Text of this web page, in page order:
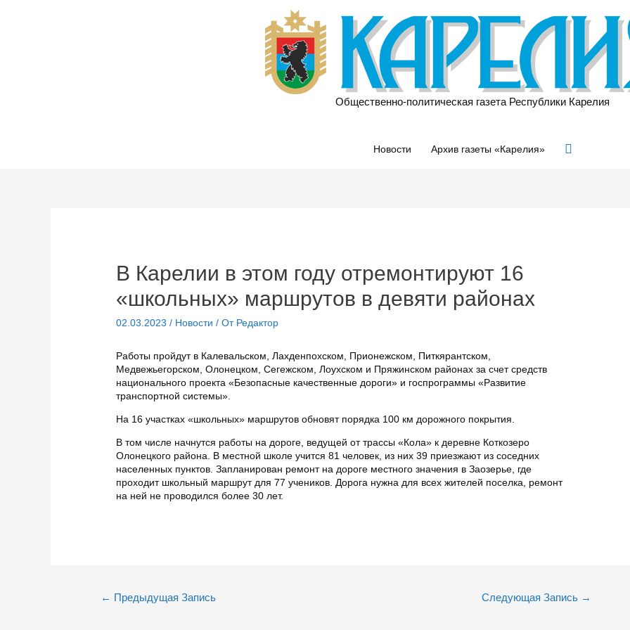
Общественно-политическая газета Республики Карелия
Новости Архив газеты «Карелия» Поиск
В Карелии в этом году отремонтируют 16
«школьных» маршрутов в девяти районах
02.03.2023 / Новости / От Редактор
Работы пройдут в Калевальском, Лахденпохском, Прионежском, Питкярантском,
Медвежьегорском, Олонецком, Сегежском, Лоухском и Пряжинском районах за счет средств
национального проекта «Безопасные качественные дороги» и госпрограммы «Развитие
транспортной системы».
На 16 участках «школьных» маршрутов обновят порядка 100 км дорожного покрытия.
В том числе начнутся работы на дороге, ведущей от трассы «Кола» к деревне Коткозеро
Олонецкого района. В местной школе учится 81 человек, из них 39 приезжают из соседних
населенных пунктов. Запланирован ремонт на дороге местного значения в Заозерье, где
проходит школьный маршрут для 77 учеников. Дорога нужна для всех жителей поселка, ремонт
на ней не проводился более 30 лет.
← Предыдущая Запись Следующая Запись →